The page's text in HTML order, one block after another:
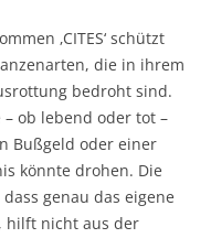
‚CITES‘ schützt
die in ihrem
bedroht sind.
ob lebend oder tot –
Bußgeld oder einer
könnte drohen. Die
genau das eigene
hilft nicht aus der